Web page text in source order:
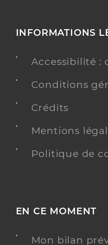
INFORMATIONS
Accessibilité :
Conditions
Crédits
Mentions
Politique de
EN CE MOMENT
Mon bilan